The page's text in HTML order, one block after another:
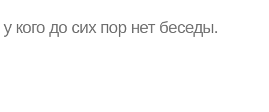
кого до сих пор нет беседы.